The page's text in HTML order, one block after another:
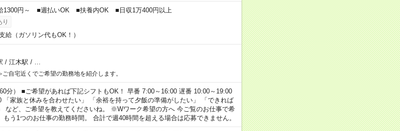
1300円～ ■週払いOK ■扶養内OK ■日収1万400円以上
り
給（ガソリン代もOK！）
/ 江木駅 /
自宅近くでご希望の勤務地を紹介します。
分） ■ご希望があれば下記シフトもOK！ 早番 7:00～16:00 遅番 10:00～19:00
「家族と休みを合わせたい」 「余裕を持って夕飯の準備がしたい」 「できれば
など、ご希望を教えてくださいね。 ※Wワーク希望の方へ 今ご覧のお仕事で希
もう1つのお仕事の勤務時間。 合計で週40時間を超える場合は応募できません。